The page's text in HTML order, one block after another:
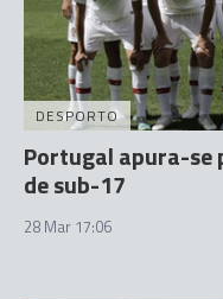
DESPORTO
Portugal apura-se
de sub-17
28 Mar 17:06